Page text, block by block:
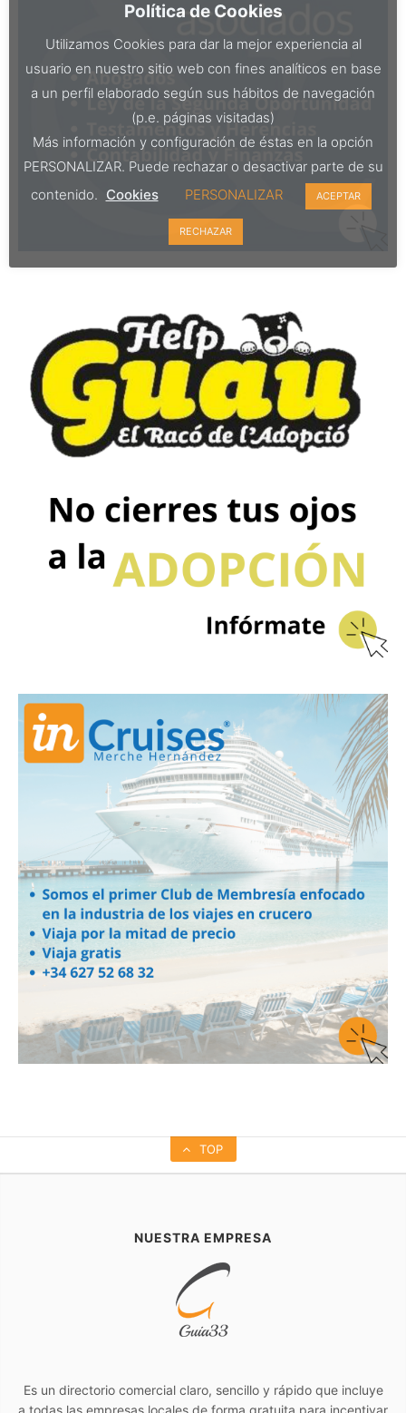
TOP
NUESTRA EMPRESA
Es un directorio comercial claro, sencillo y rápido que incluye
Política de Cookies
Utilizamos Cookies para dar la mejor experiencia al
usuario en nuestro sitio web con fines analíticos en base
a un perfil elaborado según sus hábitos de navegación
(p.e. páginas visitadas)
Más información y configuración de éstas en la opción
PERSONALIZAR. Puede rechazar o desactivar parte de su
contenido. Cookies PERSONALIZAR ACEPTAR
RECHAZAR